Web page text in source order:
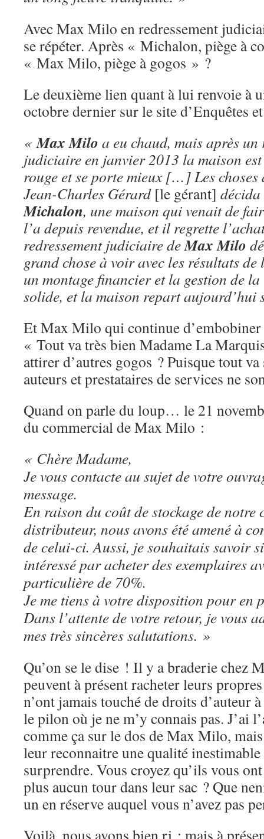
Avec Max Milo en redressement
se répéter. Après « Michalon, piège à
« Max Milo, piège à gogos » ?
Le deuxième lien quant à lui renvoie à
octobre dernier sur le site d’Enquêtes
«Max Milo a eu chaud, mais après un
judiciaire en janvier 2013 la maison
rouge et se porte mieux […] Les
Jean-Charles Gérard [le gérant]
Michalon, une maison qui venait de
l’a depuis revendue, et il regrette
redressement judiciaire deMax Milo
grand chose à voir avec les résultats
un montage financier et la gestion de
solide, et la maison repart aujourd’hui
Et Max Milo qui continue d’embobiner
« Tout va très bien Madame La
attirer d’autres gogos ? Puisque tout
auteurs et prestataires de services ne
Quand on parle du loup… le 21
du commercial de Max Milo :
« Chère Madame,
Je vous contacte au sujet de votre
message.
En raison du coût de stockage de notre
distributeur, nous avons été amené à
de celui-ci. Aussi, je souhaitais savoir
intéressé par acheter des exemplaires
particulière de 70%.
Je me tiens à votre disposition pour en
Dans l’attente de votre retour, je vous
mes très sincères salutations. »
Qu’on se le dise ! Il y a braderie chez
peuvent à présent racheter leurs
n’ont jamais touché de droits d’auteur
le pilon où je ne m’y connais pas. J’ai
comme ça sur le dos de Max Milo,
leur reconnaitre une qualité
surprendre. Vous croyez qu’ils vous
plus aucun tour dans leur sac ? Que
un en réserve auquel vous n’avez pas
Voilà, nous avons bien ri ; mais à